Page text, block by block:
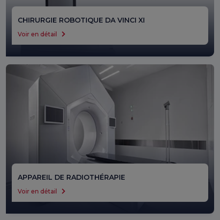
CHIRURGIE ROBOTIQUE DA VINCI XI
La chirurgie robotique est une intervention chirurgicale
réalisée par le chirurgien qui donne des commandes au
robot.
Voir en détail
APPAREIL DE RADIOTHÉRAPIE
Un appareil de radiothérapie est un dispositif médical
utilisé dans le traitement du cancer.
Voir en détail